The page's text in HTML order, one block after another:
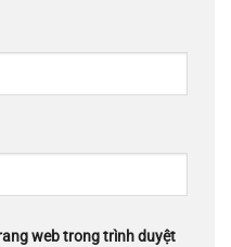
web trong trình duyệt